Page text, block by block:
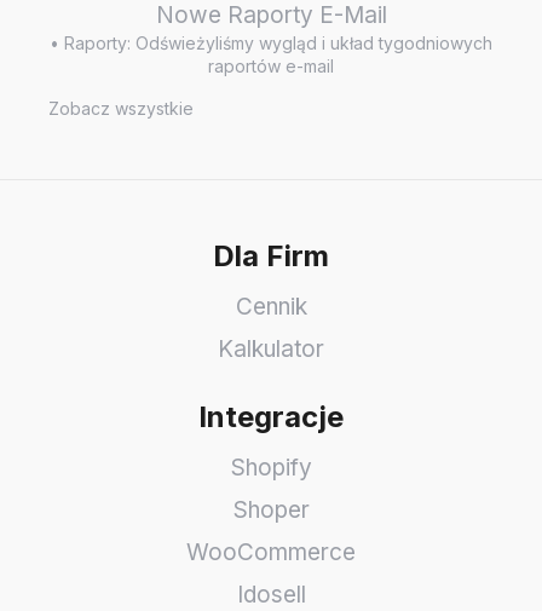
Nowe Raporty E-Mail
• Raporty: Odświeżyliśmy wygląd i układ tygodniowych
raportów e-mail
Zobacz wszystkie
Dla Firm
Cennik
Kalkulator
Integracje
Shopify
Shoper
WooCommerce
Idosell